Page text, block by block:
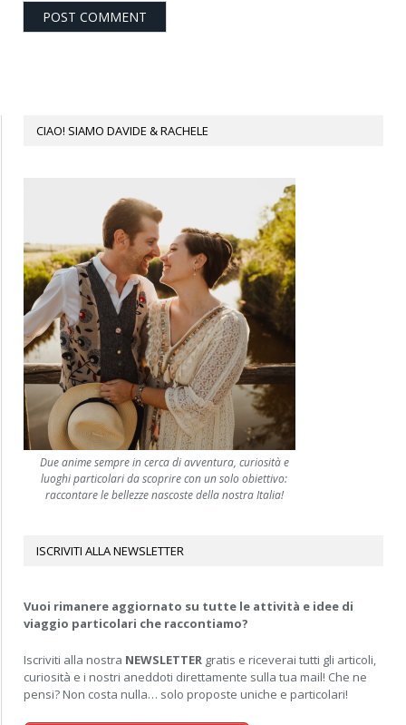
CIAO! SIAMO DAVIDE & RACHELE
Due anime sempre in cerca di avventura, curiosità e
luoghi particolari da scoprire con un solo obiettivo:
raccontare le bellezze nascoste della nostra Italia!
ISCRIVITI ALLA NEWSLETTER
Vuoi rimanere aggiornato su tutte le attività e idee di
viaggio particolari che raccontiamo?
Iscriviti alla nostra NEWSLETTER gratis e riceverai tutti gli articoli,
curiosità e i nostri aneddoti direttamente sulla tua mail! Che ne
pensi? Non costa nulla… solo proposte uniche e particolari!